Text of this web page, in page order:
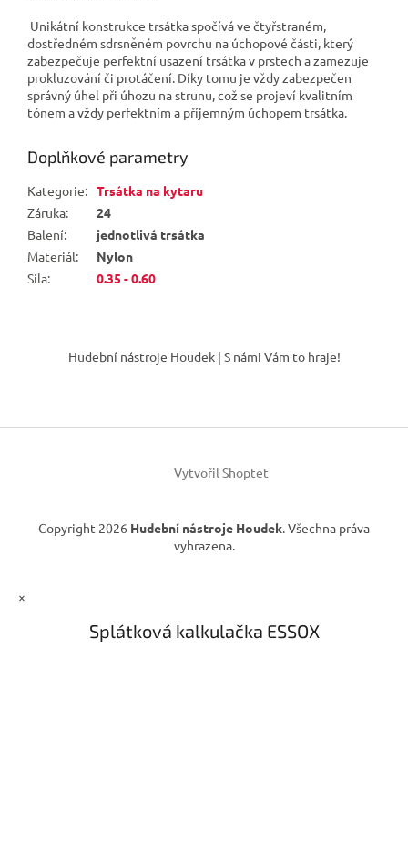
Unikátní konstrukce trsátka spočívá ve čtyřstraném,
dostředném sdrsněném povrchu na úchopové části, který
zabezpečuje perfektní usazení trsátka v prstech a zamezuje
prokluzování či protáčení. Díky tomu je vždy zabezpečen
správný úhel při úhozu na strunu, což se projeví kvalitním
tónem a vždy perfektním a příjemným úchopem trsátka.
Doplňkové parametry
Kategorie: Trsátka na kytaru
Záruka:
24
Balení:
jednotlivá trsátka
Materiál:
Nylon
Síla: 0.35 - 0.60
í
Hudební nástroje Houdek | S námi Vám to hraje!
Vytvořil Shoptet
Copyright 2026 Hudební nástroje Houdek. Všechna práva
vyhrazena.
×
Splátková kalkulačka ESSOX